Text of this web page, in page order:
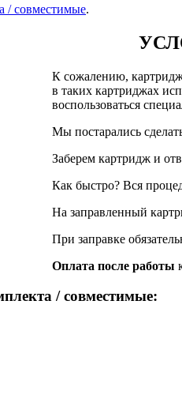
/ совместимые.
К сожалению,
в таких картриджах
воспользоваться
Мы постарались
Заберем картридж и
Как быстро? Вся
На заправленный
При заправке
Оплата после работы
/ совместимые: